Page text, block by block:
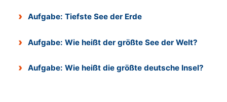
Aufgabe: Tiefste See der Erde
Aufgabe: Wie heißt der größte See der Welt?
Aufgabe: Wie heißt die größte deutsche Insel?